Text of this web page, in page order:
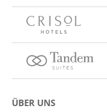
ÜBER UNS